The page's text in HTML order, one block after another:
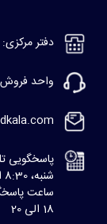
دفتر مرکزی: 02191301361
واحد فروش:
پاسخگویی
شنبه، 8:30 الی 14:30
ساعت
18 الی 20